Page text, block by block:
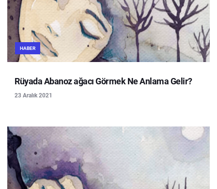
HABER
Rüyada Abanoz ağacı Görmek Ne Anlama Gelir?
23 Aralık 2021